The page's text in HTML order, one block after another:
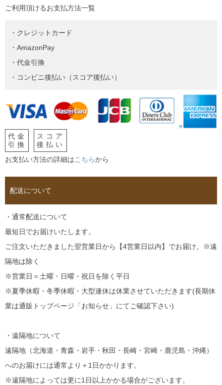
ご利用頂けるお支払方法一覧
・クレジットカード
・AmazonPay
・代金引換
・コンビニ後払い（スコア後払い）
代金
引換
スコア
後払い
お支払い方法の詳細はこちらから
配送について
・通常配送について
最短日でお届けいたします。
ご注文いただきました翌営業日から【4営業日以内】でお届け。※遠
隔地は除く
※営業日＝土曜・日曜・祝日を除く平日
※夏季休暇・冬季休暇・大型連休は休業させていただきます(長期休
業は通販トップページ「お知らせ」にてご確認下さい)
・遠隔地について
遠隔地（北海道・青森・岩手・秋田・長崎・宮崎・鹿児島・沖縄）
へのお届けには通常より＋1日かかります。
※遠隔地によっては更に1日以上かかる場合がございます。